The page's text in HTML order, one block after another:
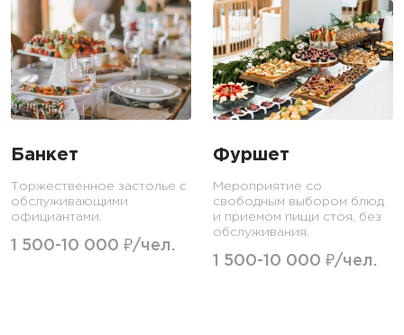
Банкет
Торжественное застолье с
обслуживающими
официантами.
1 500-10 000 ₽/чел.
Фуршет
Мероприятие со
свободным выбором блюд
и приемом пищи стоя, без
обслуживания.
1 500-10 000 ₽/чел.